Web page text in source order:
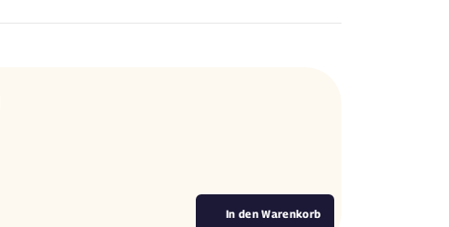
In den Warenkorb